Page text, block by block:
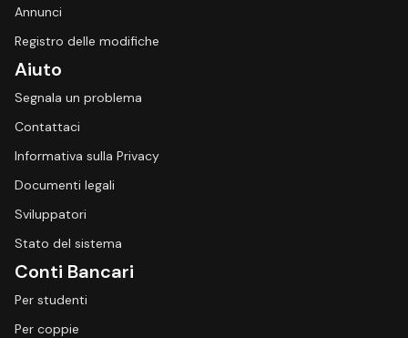
Annunci
Registro delle modifiche
Aiuto
Segnala un problema
Contattaci
Informativa sulla Privacy
Documenti legali
Sviluppatori
Stato del sistema
Conti Bancari
Per studenti
Per coppie